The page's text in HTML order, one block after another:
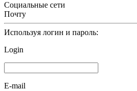
Социальные сети
Почту
Используя логин и пароль:
Login
E-mail